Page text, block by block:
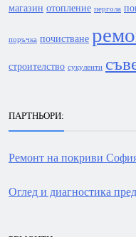
магазин отопление пергола
поръчка почистване
строителство сукуленти
ПАРТНЬОРИ:
Ремонт на покриви
Оглед и диагностика